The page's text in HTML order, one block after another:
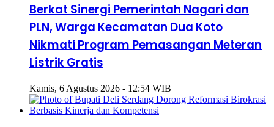
Berkat Sinergi Pemerintah Nagari dan
PLN, Warga Kecamatan Dua Koto
Nikmati Program Pemasangan Meteran
Listrik Gratis
Kamis, 6 Agustus 2026 - 12:54 WIB